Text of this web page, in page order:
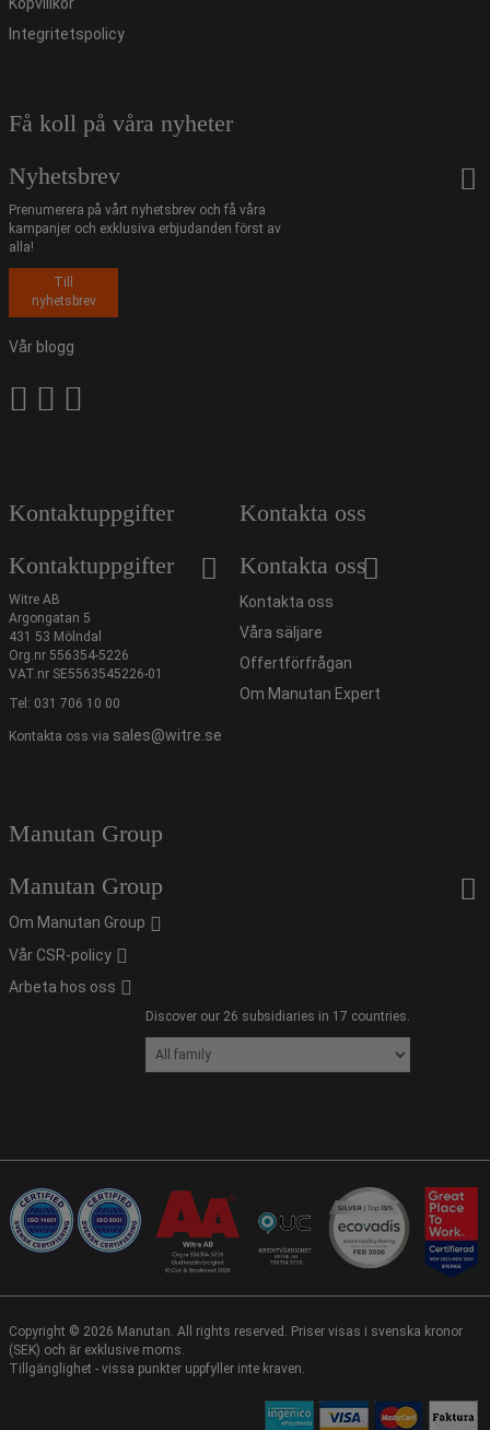
Köpvillkor
Integritetspolicy
Få koll på våra nyheter
Nyhetsbrev
Prenumerera på vårt nyhetsbrev och få våra
kampanjer och exklusiva erbjudanden först av
alla!
Till
nyhetsbrev
Vår blogg
Kontaktuppgifter
Kontaktuppgifter
Witre AB
Argongatan 5
431 53 Mölndal
Org.nr 556354-5226
VAT.nr SE5563545226-01
Tel: 031 706 10 00
Kontakta oss via sales@witre.se
Kontakta oss
Kontakta oss
Kontakta oss
Våra säljare
Offertförfrågan
Om Manutan Expert
Manutan Group
Manutan Group
Om Manutan Group
Vår CSR-policy
Arbeta hos oss
Discover our 26 subsidiaries in 17 countries.
Copyright © 2026 Manutan. All rights reserved. Priser visas i svenska kronor
(SEK) och är exklusive moms.
Tillgänglighet - vissa punkter uppfyller inte kraven.